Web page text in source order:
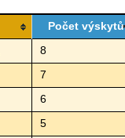
Počet výskytů
8
7
6
5